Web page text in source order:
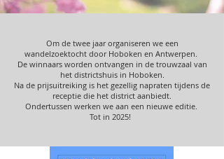
Om de twee jaar organiseren we een
wandelzoektocht door Hoboken en Antwerpen.
De winnaars worden ontvangen in de trouwzaal van
het districtshuis in Hoboken.
Na de prijsuitreiking is het gezellig napraten tijdens de
receptie die het district aanbiedt.
Ondertussen werken we aan een nieuwe editie.
Tot in 2025!